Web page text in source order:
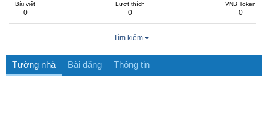
Bài viết
0
Lượt thích
0
VNB Token
0
Tìm kiếm
Tường nhà Bài đăng Thông tin